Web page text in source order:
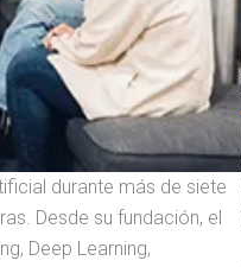
durante más de siete
Desde su fundación, el
Deep Learning,